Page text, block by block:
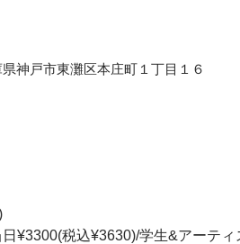
神戸市東灘区本庄町１丁目１６
¥3300(税込¥3630)/学生&アーテ